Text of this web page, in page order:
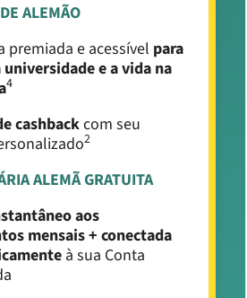
ALEMÃO
premiada e acessível para
e a vida na
4
cashbackcom seu
2
ALEMÃ GRATUITA
aos
mensais + conectada
à sua Conta